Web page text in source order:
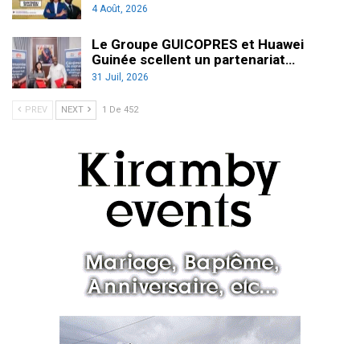
4 Août, 2026
Le Groupe GUICOPRES et Huawei
Guinée scellent un partenariat…
31 Juil, 2026
PREV NEXT 1 De 452